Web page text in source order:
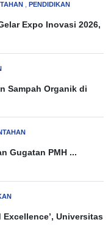
PENDIDIKAN
Expo Inovasi 2026,
Sampah Organik di
Gugatan PMH ...
Excellence’, Universitas